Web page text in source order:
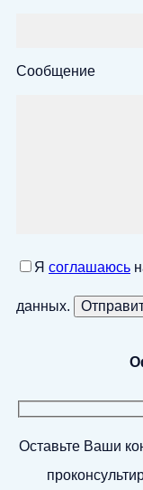
Сообщение
Я соглашаюсь
данных.
Оставьте Ваши